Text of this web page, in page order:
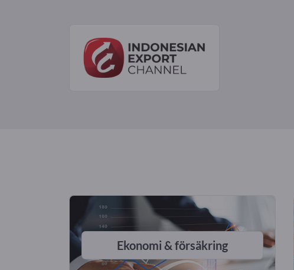
Ekonomi & försäkring